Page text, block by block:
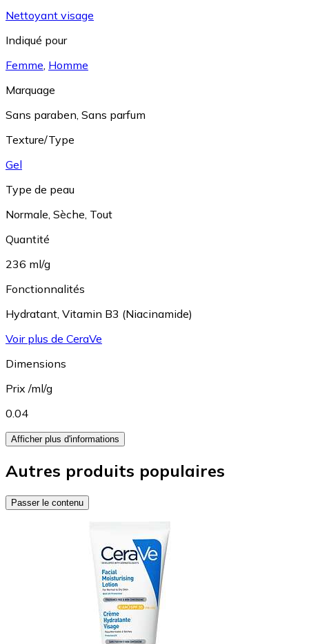
Nettoyant visage
Indiqué pour
Femme, Homme
Marquage
Sans paraben, Sans parfum
Texture/Type
Gel
Type de peau
Normale, Sèche, Tout
Quantité
236 ml/g
Fonctionnalités
Hydratant, Vitamin B3 (Niacinamide)
Voir plus de CeraVe
Dimensions
Prix /ml/g
0.04
Afficher plus d'informations
Autres produits populaires
Passer le contenu